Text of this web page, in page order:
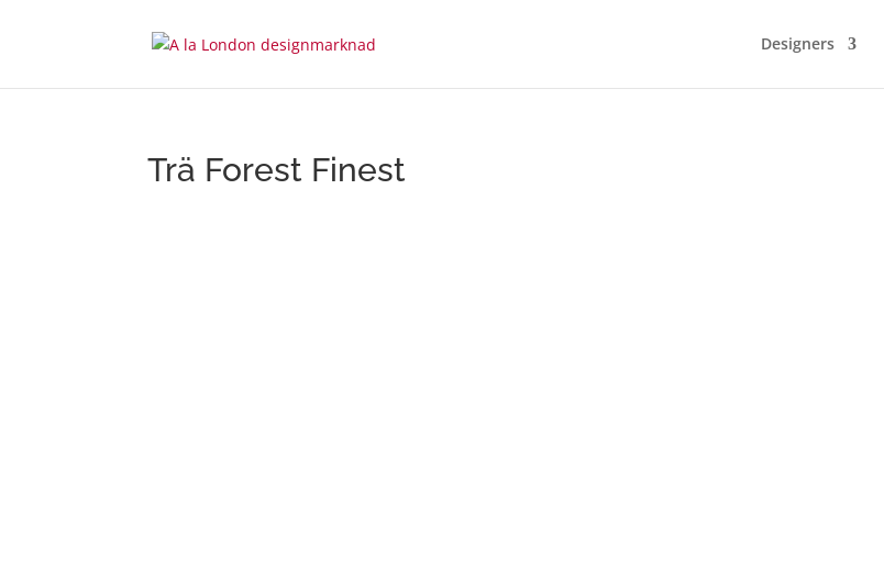
Designers
Trä Forest Finest